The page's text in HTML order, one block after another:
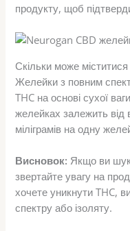
продукту, щоб
Скільки може
Желейки з повним
THC на основі сухої
желейках залежить від
міліграмів на одну
Висновок: Якщо ви
звертайте увагу на
хочете уникнути THC,
спектру або ізоляту.